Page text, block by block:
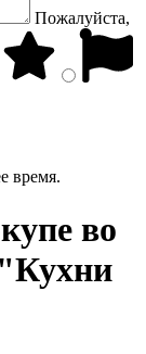
Пожалуйста,
время.
во